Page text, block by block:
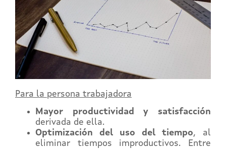
Para la persona trabajadora
Mayor productividad y satisfacción
derivada de ella.
Optimización del uso del tiempo, al
eliminar tiempos improductivos. Entre